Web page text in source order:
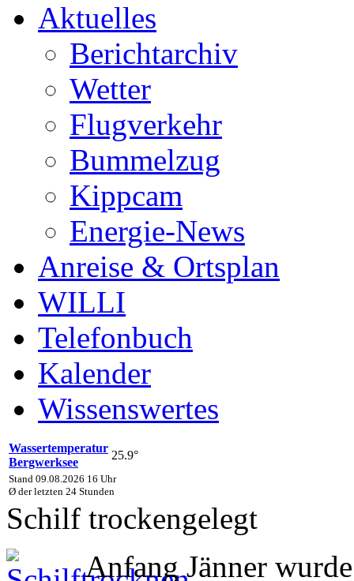
Aktuelles
Berichtarchiv
Wetter
Flugverkehr
Bummelzug
Kippcam
Energie-News
Anreise & Ortsplan
WILLI
Telefonbuch
Kalender
Wissenswertes
Wassertemperatur
Bergwerksee
25.9°
Stand 09.08.2026 16 Uhr
Ø der letzten 24 Stunden
Schilf trockengelegt
Anfang Jänner